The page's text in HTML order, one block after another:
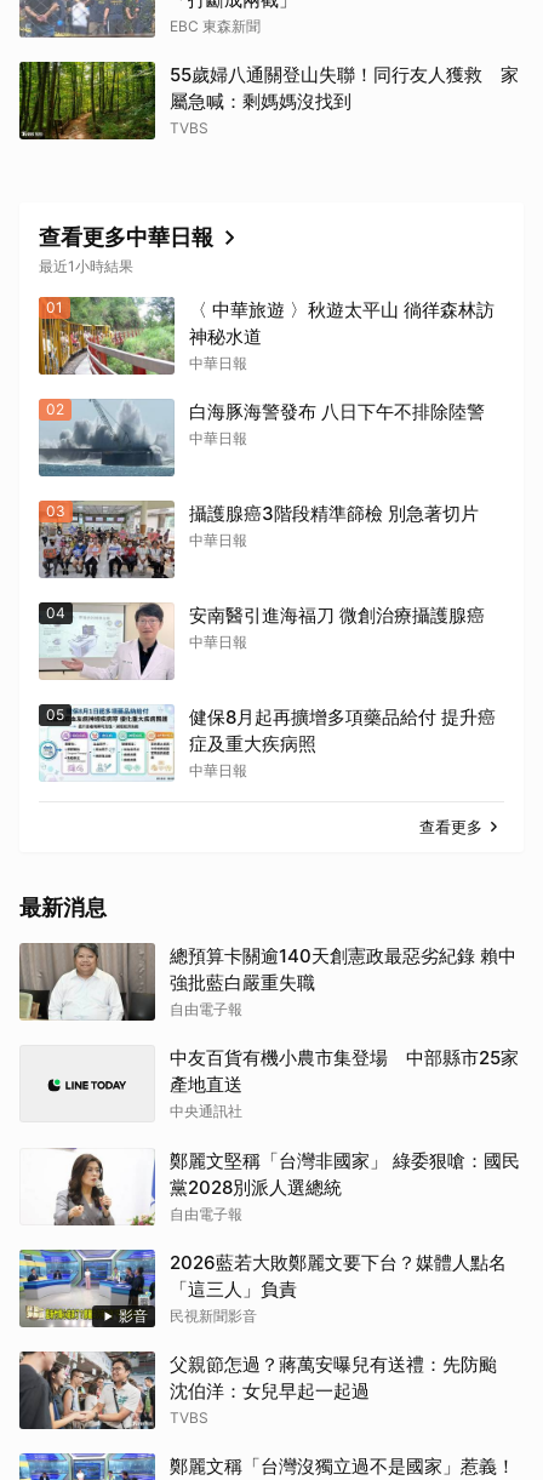
EBC 東森新聞
55歲婦八通關登山失聯！同行友人獲救 家
屬急喊：剩媽媽沒找到
TVBS
查看更多中華日報
最近1小時結果
01
〈 中華旅遊 〉秋遊太平山 徜徉森林訪
神秘水道
中華日報
02 白海豚海警發布 八日下午不排除陸警
中華日報
03 攝護腺癌3階段精準篩檢 別急著切片
中華日報
04 安南醫引進海福刀 微創治療攝護腺癌
中華日報
05
健保8月起再擴增多項藥品給付 提升癌
症及重大疾病照
中華日報
查看更多
最新消息
總預算卡關逾140天創憲政最惡劣紀錄 賴中
強批藍白嚴重失職
自由電子報
中友百貨有機小農市集登場 中部縣市25家
產地直送
中央通訊社
鄭麗文堅稱「台灣非國家」 綠委狠嗆：國民
黨2028別派人選總統
自由電子報
影音
2026藍若大敗鄭麗文要下台？媒體人點名
「這三人」負責
民視新聞影音
父親節怎過？蔣萬安曝兒有送禮：先防颱
沈伯洋：女兒早起一起過
TVBS
鄭麗文稱「台灣沒獨立過不是國家」惹義！